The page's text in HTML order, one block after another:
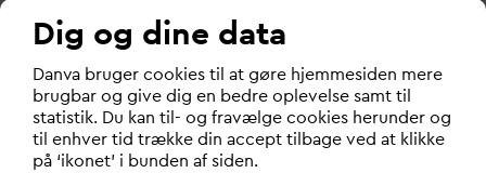
AFLØB SPILDEVAND
Dig og dine data
Danva bruger cookies til at gøre hjemmesiden mere
brugbar og give dig en bedre oplevelse samt til
statistik. Du kan til- og fravælge cookies herunder og
til enhver tid trække din accept tilbage ved at klikke
på ‘ikonet’ i bunden af siden.